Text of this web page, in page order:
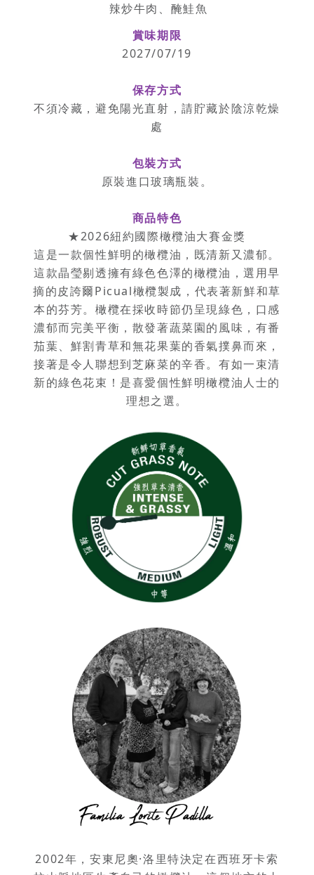
辣炒牛肉、醃鮭魚
賞味期限
2027/07/19
保存方式
不須冷藏，避免陽光直射，請貯藏於陰涼乾燥
處
包裝方式
原裝進口玻璃瓶裝。
商品特色
★2026紐約國際橄欖油大賽金獎
這是一款個性鮮明的橄欖油，既清新又濃郁。
這款晶瑩剔透擁有綠色色澤的橄欖油，選用早
摘的皮誇爾Picual橄欖製成，代表著新鮮和草
本的芬芳。橄欖在採收時節仍呈現綠色，口感
濃郁而完美平衡，散發著蔬菜園的風味，有番
茄葉、鮮割青草和無花果葉的香氣撲鼻而來，
接著是令人聯想到芝麻菜的辛香。有如一束清
新的綠色花束！是喜愛個性鮮明橄欖油人士的
理想之選。
2002年，安東尼奧·洛里特決定在西班牙卡索